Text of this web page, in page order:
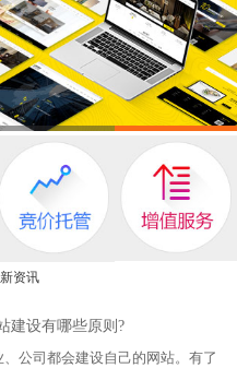
资讯
建设有哪些原则?
公司都会建设自己的网站。有了